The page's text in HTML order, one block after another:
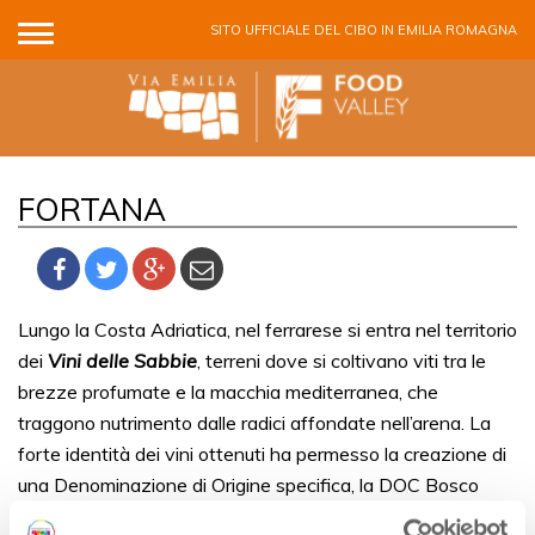
SITO UFFICIALE DEL CIBO IN EMILIA ROMAGNA
FORTANA
Lungo la Costa Adriatica, nel ferrarese si entra nel territorio
dei Vini delle Sabbie , terreni dove si coltivano viti tra le
brezze profumate e la macchia mediterranea, che
traggono nutrimento dalle radici affondate nell’arena. La
forte identità dei vini ottenuti ha permesso la creazione di
una Denominazione di Origine specifica, la DOC Bosco
Eliceo. di cui il vitigno più rappresentativo è il Fortana.